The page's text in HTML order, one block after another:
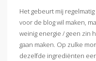
Het gebeurt mij
voor de blog wil maken,
weinig energie / geen zin
gaan maken. Op zulke
dezelfde ingrediënten